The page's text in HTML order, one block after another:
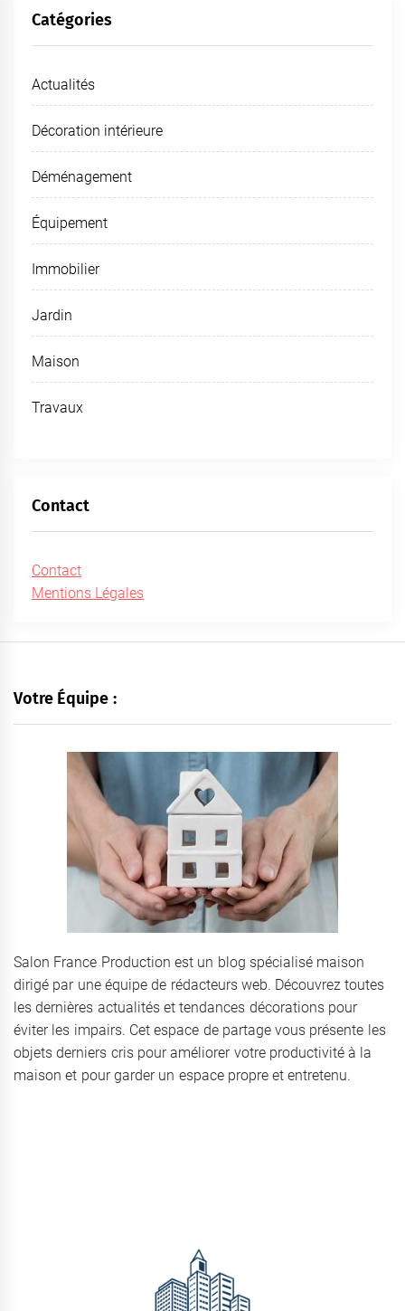
Catégories
Actualités
Décoration intérieure
Déménagement
Équipement
Immobilier
Jardin
Maison
Travaux
Contact
Contact
Mentions Légales
Votre Équipe :
Salon France Production est un blog spécialisé maison
dirigé par une équipe de rédacteurs web. Découvrez toutes
les dernières actualités et tendances décorations pour
éviter les impairs. Cet espace de partage vous présente les
objets derniers cris pour améliorer votre productivité à la
maison et pour garder un espace propre et entretenu.